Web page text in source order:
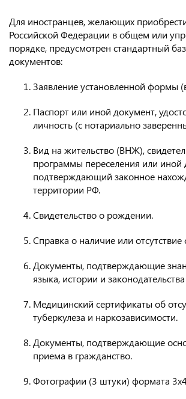
Для иностранцев, желающих
Российской Федерации в общем или
порядке, предусмотрен стандартный
документов:
Заявление установленной формы
Паспорт или иной документ,
личность (с нотариально
Вид на жительство (ВНЖ),
программы переселения или иной
подтверждающий законное
территории РФ.
Свидетельство о рождении.
Справка о наличие или отсутствие
Документы, подтверждающие
языка, истории и
Медицинский сертификаты об
туберкулеза и наркозависимости.
Документы, подтверждающие
приема в гражданство.
Фотографии (3 штуки) формата